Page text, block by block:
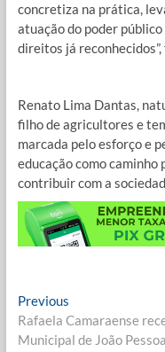
concretiza na prática,
atuação do poder
direitos já
Renato Lima Dantas,
filho de agricultores e
marcada pelo esforço e
educação como
contribuir com a
Navegação
de
PreviousPrevious
post:
Rafaela Camaraense
Municipal de João